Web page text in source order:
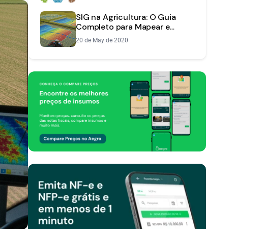
SIG na Agricultura: O Guia
Completo para Mapear e
Otimizar sua Fazenda
20 de May de 2020